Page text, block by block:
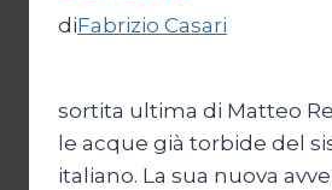
diFabrizio Casari
sortita ultima di Matteo
le acque già torbide del
italiano. La sua nuova